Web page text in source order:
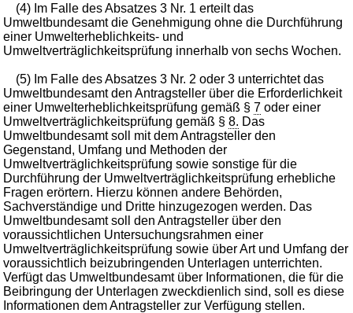
(4) Im Falle des Absatzes 3 Nr. 1 erteilt das
Umweltbundesamt die Genehmigung ohne die Durchführung
einer Umwelterheblichkeits- und
Umweltverträglichkeitsprüfung innerhalb von sechs Wochen.
(5) Im Falle des Absatzes 3 Nr. 2 oder 3 unterrichtet das
Umweltbundesamt den Antragsteller über die Erforderlichkeit
einer Umwelterheblichkeitsprüfung gemäß §7 oder einer
Umweltverträglichkeitsprüfung gemäß §8. Das
Umweltbundesamt soll mit dem Antragsteller den
Gegenstand, Umfang und Methoden der
Umweltverträglichkeitsprüfung sowie sonstige für die
Durchführung der Umweltverträglichkeitsprüfung erhebliche
Fragen erörtern. Hierzu können andere Behörden,
Sachverständige und Dritte hinzugezogen werden. Das
Umweltbundesamt soll den Antragsteller über den
voraussichtlichen Untersuchungsrahmen einer
Umweltverträglichkeitsprüfung sowie über Art und Umfang der
voraussichtlich beizubringenden Unterlagen unterrichten.
Verfügt das Umweltbundesamt über Informationen, die für die
Beibringung der Unterlagen zweckdienlich sind, soll es diese
Informationen dem Antragsteller zur Verfügung stellen.